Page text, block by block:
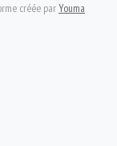
créée parYouma